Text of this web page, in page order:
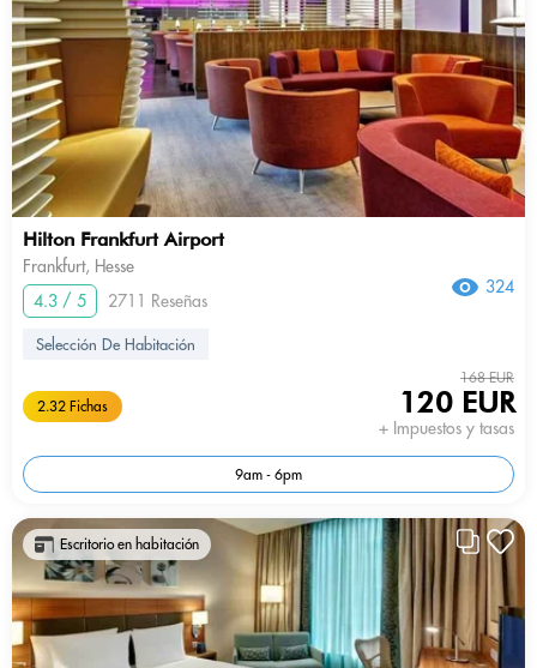
Hilton Frankfurt Airport
Frankfurt, Hesse
4.3 / 5
2711 Reseñas
324
Selección De Habitación
2.32 Fichas
168 EUR
120 EUR
+ Impuestos y tasas
9am - 6pm
Escritorio en habitación